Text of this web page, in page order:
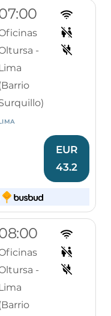
-
EUR
43.2
-